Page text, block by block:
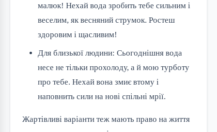
малюк! Нехай вода зробить тебе сильним і
веселим, як весняний струмок. Ростеш
здоровим і щасливим!
Для близької людини: Сьогоднішня вода
несе не тільки прохолоду, а й мою турботу
про тебе. Нехай вона змиє втому і
наповнить сили на нові спільні мрії.
Жартівливі варіанти теж мають право на життя